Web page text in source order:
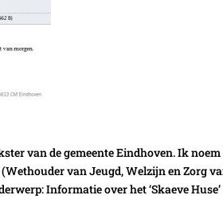
van de gemeente Eindhoven. Ik noem
van Jeugd, Welzijn en Zorg
Informatie over het ‘Skaeve Huse’